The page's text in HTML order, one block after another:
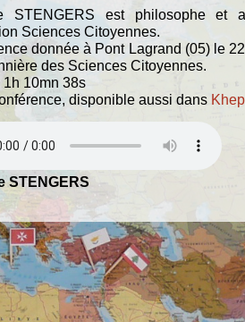
STENGERS est philosophe et
Sciences Citoyennes.
donnée à Pont Lagrand (05) le
des Sciences Citoyennes.
1h 10mn 38s
disponible aussi dans
STENGERS